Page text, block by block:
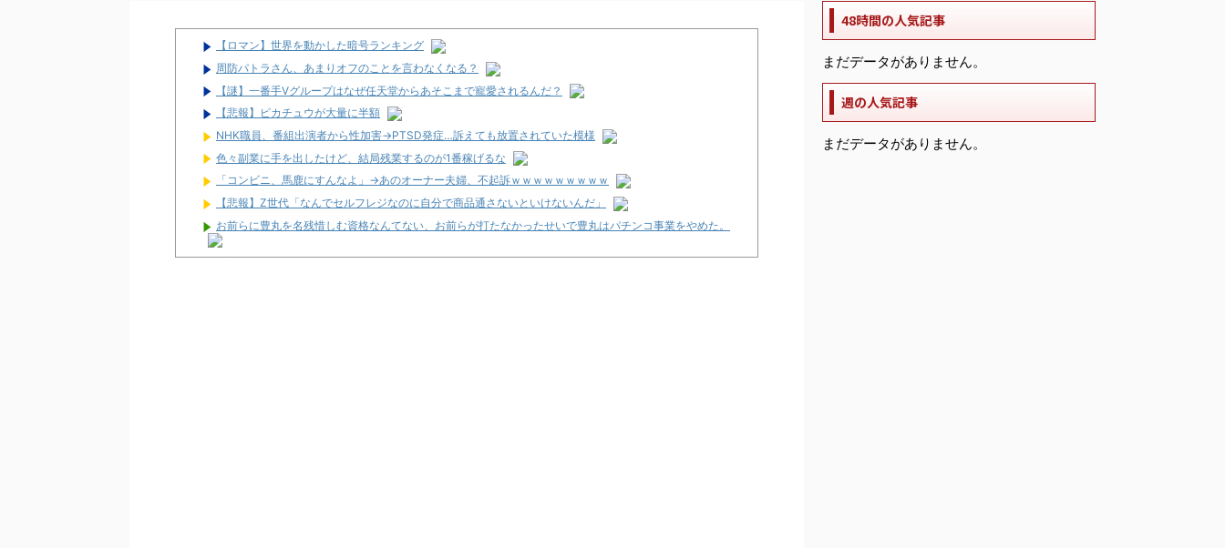
【ロマン】世界を動かした暗号ランキング
周防パトラさん、あまりオフのことを言わなくなる？
【謎】一番手Vグループはなぜ任天堂からあそこまで寵愛されるんだ？
【悲報】ピカチュウが大量に半額
NHK職員、番組出演者から性加害→PTSD発症…訴えても放置されていた模様
色々副業に手を出したけど、結局残業するのが1番稼げるな
「コンビニ、馬鹿にすんなよ」→あのオーナー夫婦、不起訴ｗｗｗｗｗｗｗｗｗ
【悲報】Z世代「なんでセルフレジなのに自分で商品通さないといけないんだ」
お前らに豊丸を名残惜しむ資格なんてない、お前らが打たなかったせいで豊丸はパチンコ事業をやめた。
【新台】ニューギン「eワンパンマン2 甘デジVer.」スペック情報！デカヘソ搭載でRUSH中は5000個大当
48時間の人気記事
まだデータがありません。
週の人気記事
まだデータがありません。